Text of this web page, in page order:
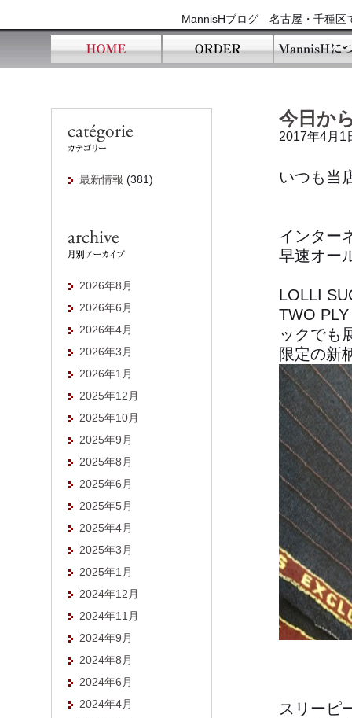
MannisHブログ 名古屋・千種区
今日か
2017年4月1
いつも当
インター
早速オー
LOLLI
TWO
ックでも
限定の新
スリーピ
最新情報 (381)
2026年8月
2026年6月
2026年4月
2026年3月
2026年1月
2025年12月
2025年10月
2025年9月
2025年8月
2025年6月
2025年5月
2025年4月
2025年3月
2025年1月
2024年12月
2024年11月
2024年9月
2024年8月
2024年6月
2024年4月